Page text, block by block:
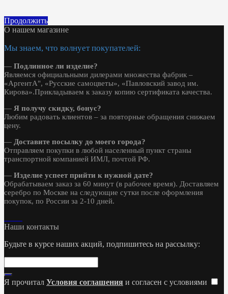
Продолжить
О нашем магазине
Мы знаем, что волнует покупателей:
— Подлинное ли изделие?
Являемся официальными дилерами множества фабрик –
«АргентА", «Русские самоцветы», «Павловский завод им.
Кирова».Прикладываем к заказу копию сертификата качества.
— Я получу скидку, бонус?
Любим радовать клиентов – за повторные обращения снижаем
цену.
— Доставите посылку до моего города?
Отправляем покупки в любой населенный пункт страны
транспортной компанией ИМЛ, почтой РФ.
— Изделие успеет прийти к нужной дате?
Обрабатываем заказ за 60 минут (в рабочее время). Доставляем
серебро по Москве на следующие сутки после оформления
покупок, по России за 2-10 дней.
Наши контакты
Будьте в курсе наших акций, подпишитесь на рассылку:
Я прочитал Условия соглашения и согласен с условиями